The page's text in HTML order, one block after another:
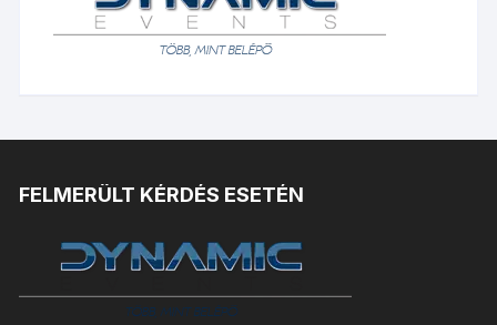
FELMERÜLT KÉRDÉS ESETÉN